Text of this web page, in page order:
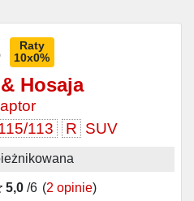
Raty
10x0%
Hosaja
113 R SUV
5,0/6 (2 opinie)